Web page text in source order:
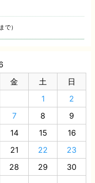
で）
金 土
日
1
2
7 8
9
14 15
16
21 22
23
28 29
30